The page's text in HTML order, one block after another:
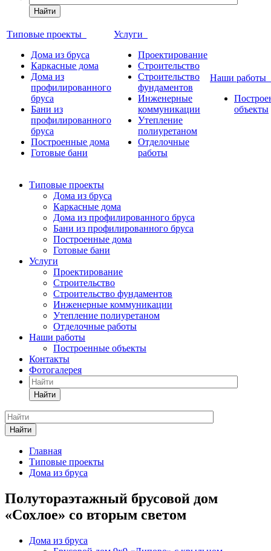
Найти
Типовые проекты
Дома из бруса
Каркасные дома
Дома из
профилированного
бруса
Бани из
профилированного
бруса
Построенные дома
Готовые бани
Услуги
Проектирование
Строительство
Строительство
фундаментов
Инженерные
коммуникации
Утепление
полиуретаном
Отделочные
работы
Наши работы
объекты
Типовые проекты
Дома из бруса
Каркасные дома
Дома из профилированного бруса
Бани из профилированного бруса
Построенные дома
Готовые бани
Услуги
Проектирование
Строительство
Строительство фундаментов
Инженерные коммуникации
Утепление полиуретаном
Отделочные работы
Наши работы
Построенные объекты
Контакты
Фотогалерея
Найти
Найти
Главная
Типовые проекты
Дома из бруса
Полутораэтажный брусовой дом
«Сохлое» со вторым светом
Дома из бруса